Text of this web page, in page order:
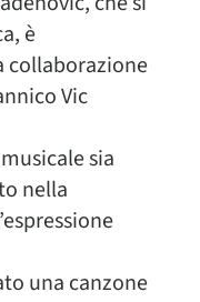
è
collaborazione
Vic
sia
nella
una canzone